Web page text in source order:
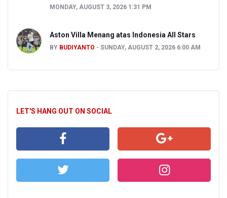
MONDAY, AUGUST 3, 2026 1:31 PM
Aston Villa Menang atas Indonesia All Stars
BY BUDIYANTO SUNDAY, AUGUST 2, 2026 6:00 AM
LET'S HANG OUT ON SOCIAL